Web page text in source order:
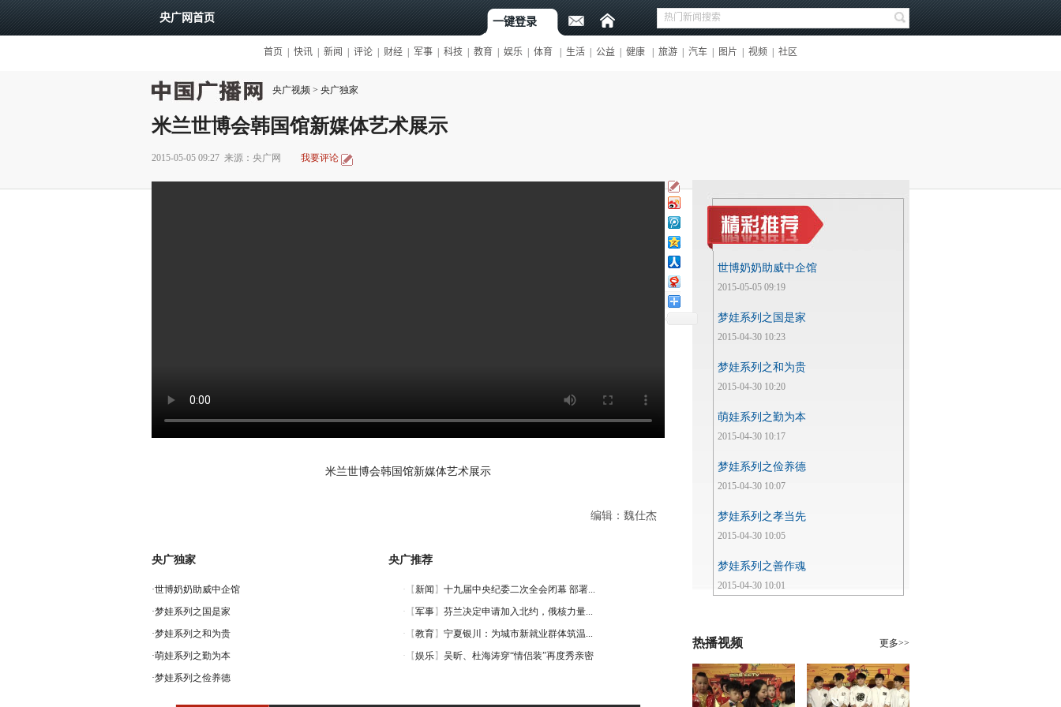
央广视频 > 央广独家
米兰世博会韩国馆新媒体艺术展示
2015-05-05 09:27 来源：央广网 我要评论
米兰世博会韩国馆新媒体艺术展示
编辑：魏仕杰
央广独家
·世博奶奶助威中企馆
·梦娃系列之国是家
·梦娃系列之和为贵
·萌娃系列之勤为本
·梦娃系列之俭养德
央广推荐
世博奶奶助威中企馆
2015-05-05 09:19
梦娃系列之国是家
2015-04-30 10:23
梦娃系列之和为贵
2015-04-30 10:20
萌娃系列之勤为本
2015-04-30 10:17
梦娃系列之俭养德
2015-04-30 10:07
梦娃系列之孝当先
2015-04-30 10:05
梦娃系列之善作魂
2015-04-30 10:01
热播视频 更多>>